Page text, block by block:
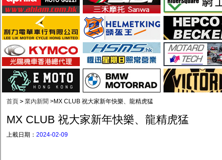
首頁 > 業內新聞 >MX CLUB 祝大家新年快樂、龍精虎猛
MX CLUB 祝大家新年快樂、龍精虎猛
上載日期： 2024-02-09